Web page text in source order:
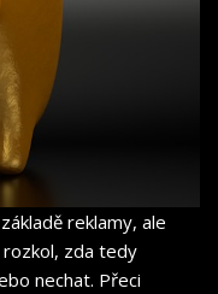
reklamy, ale
rozkol, zda tedy
nechat. Přeci